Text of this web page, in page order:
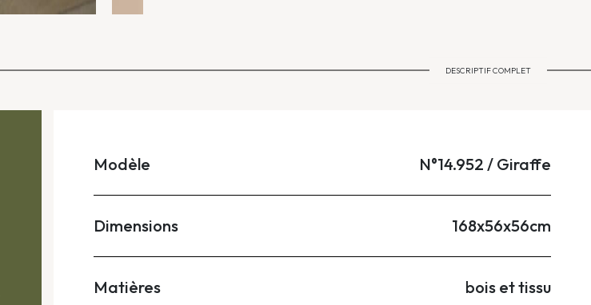
DESCRIPTIF COMPLET
Modèle N°14.952 / Giraffe
Dimensions 168x56x56cm
Matières bois et tissu